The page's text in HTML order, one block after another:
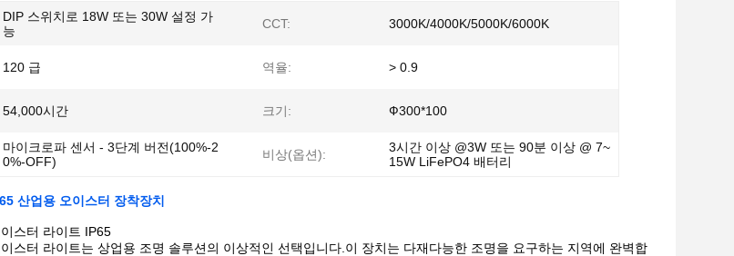
DIP 스위치로 18W 또는 30W 설정 가
능
CCT: 3000K/4000K/5000K/6000K
120 급 역율: > 0.9
54,000시간 크기: Ф300*100
마이크로파 센서 - 3단계 버전(100%-2
0%-OFF)
비상(옵션):
3시간 이상 @3W 또는 90분 이상 @ 7~
15W LiFePO4 배터리
산업용 오이스터 장착장치
스터 라이트 IP65
스터 라이트는 상업용 조명 솔루션의 이상적인 선택입니다.이 장치는 다재다능한 조명을 요구하는 지역에 완벽합